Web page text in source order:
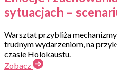
sytuacjach –
Warsztat przybliża
trudnym wydarzeniom, na
czasie Holokaustu.
Zobacz